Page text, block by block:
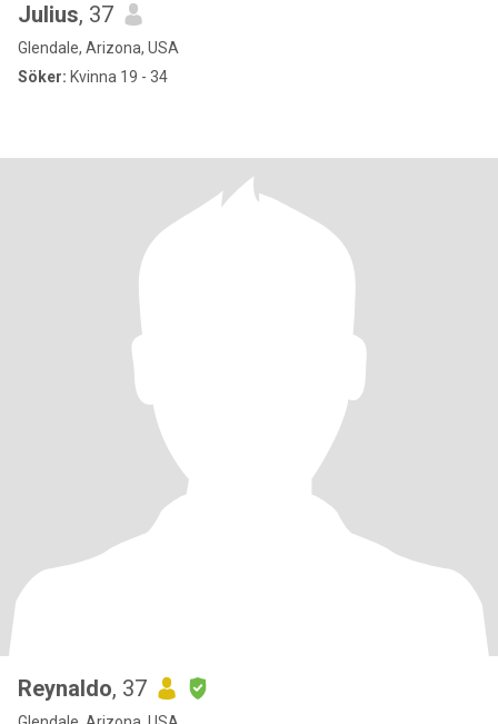
Julius, 37
Glendale, Arizona, USA
Söker: Kvinna 19 - 34
Reynaldo, 37